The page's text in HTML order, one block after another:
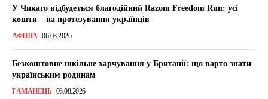
У Чикаго відбудеться благодійний Razom Freedom Run: усі
кошти – на протезування українців
АФІША 06.08.2026
Безкоштовне шкільне харчування у Британії: що варто знати
українським родинам
ГАМАНЕЦЬ 06.08.2026